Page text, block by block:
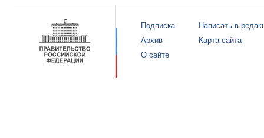
Подписка
Архив
О сайте
Написать в
Карта сайта